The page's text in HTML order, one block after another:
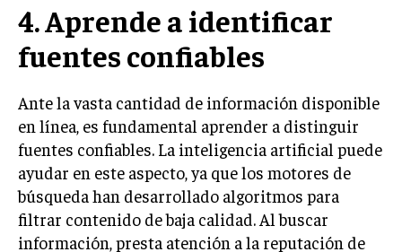
4. Aprende a identificar
fuentes confiables
Ante la vasta cantidad de información disponible
en línea, es fundamental aprender a distinguir
fuentes confiables. La inteligencia artificial puede
ayudar en este aspecto, ya que los motores de
búsqueda han desarrollado algoritmos para
filtrar contenido de baja calidad. Al buscar
información, presta atención a la reputación de